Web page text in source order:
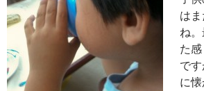
は
ね
た
で
に